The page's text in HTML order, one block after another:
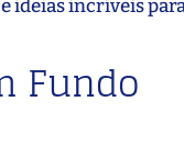
ideias incríveis
Fundo